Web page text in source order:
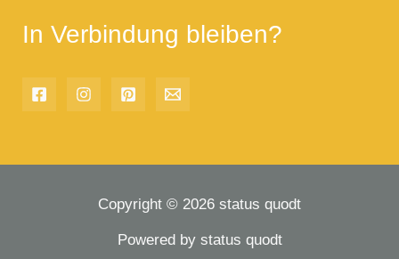
In Verbindung bleiben?
Copyright © 2026 status quodt
Powered by status quodt